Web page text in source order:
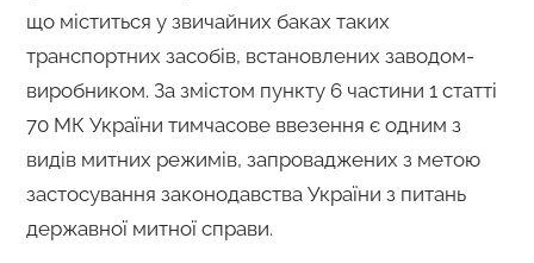
що міститься у звичайних баках таких
транспортних засобів, встановлених заводом-
виробником. За змістом пункту 6 частини 1 статті
70 МК України тимчасове ввезення є одним з
видів митних режимів, запроваджених з метою
застосування законодавства України з питань
державної митної справи.